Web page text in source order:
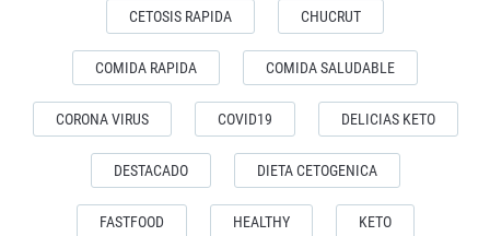
CETOSIS RAPIDA CHUCRUT
COMIDA RAPIDA COMIDA SALUDABLE
CORONA VIRUS COVID19 DELICIAS KETO
DESTACADO DIETA CETOGENICA
FASTFOOD HEALTHY KETO